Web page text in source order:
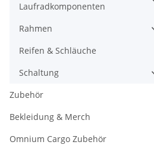
Laufradkomponenten
Rahmen
Reifen & Schläuche
Schaltung
Zubehör
Bekleidung & Merch
Omnium Cargo Zubehör